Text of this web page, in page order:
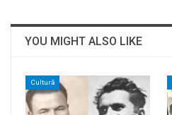
YOU MIGHT ALSO LIKE
Cultură